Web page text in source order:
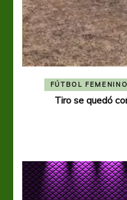
FÚTBOL FEMENINO
Tiro se quedó